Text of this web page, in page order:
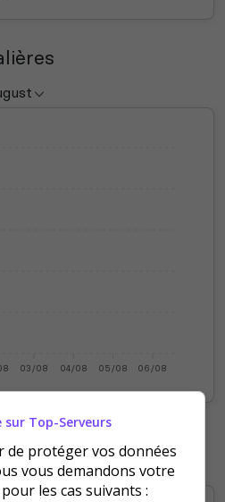
03/08 04/08 05/08 06/08
sur Top-Serveurs
de protéger vos données
vous demandons votre
les cas suivants :